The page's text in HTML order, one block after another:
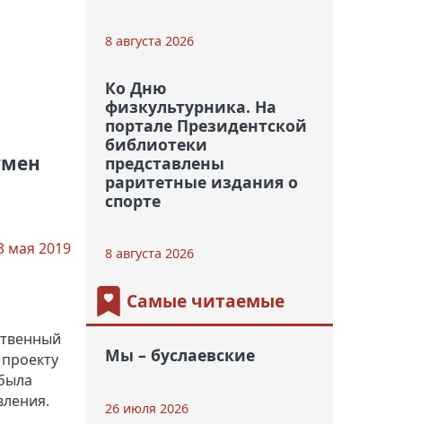
мая 2019
8 августа 2026
Ко Дню
физкультурника. На
портале Президентской
библиотеки
представлены
раритетные издания о
спорте
8 августа 2026
Самые читаемые
Мы – буслаевские
26 июля 2026